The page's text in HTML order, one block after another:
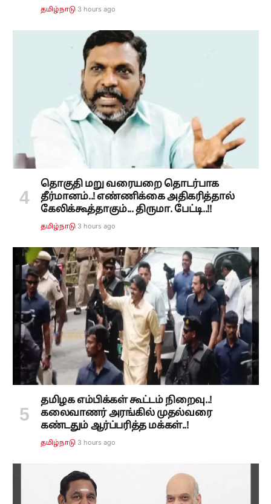
தமிழ்நாடு 3 hours ago
தொகுதி மறு வரையறை தொடர்பாக
தீர்மானம்..! எண்ணிக்கை அதிகரித்தால்
கேலிக்கூத்தாகும்... திருமா. பேட்டி..!!
தமிழ்நாடு 3 hours ago
தமிழக எம்பிக்கள் கூட்டம் நிறைவு..!
கலைவாணர் அரங்கில் முதல்வரை
கண்டதும் ஆர்ப்பரித்த மக்கள்..!
தமிழ்நாடு 3 hours ago